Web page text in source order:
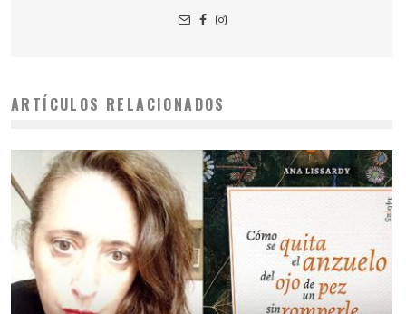
ARTÍCULOS RELACIONADOS